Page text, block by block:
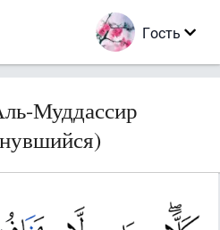
Гость
Муддассир